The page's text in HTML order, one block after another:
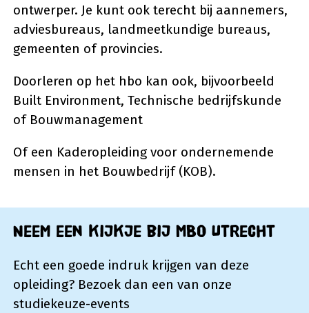
ontwerper. Je kunt ook terecht bij aannemers,
adviesbureaus, landmeetkundige bureaus,
gemeenten of provincies.
Doorleren op het hbo kan ook, bijvoorbeeld
Built Environment, Technische bedrijfskunde
of Bouwmanagement
Of een Kaderopleiding voor ondernemende
mensen in het Bouwbedrijf (KOB).
Neem een kijkje bij MBO Utrecht
Echt een goede indruk krijgen van deze
opleiding? Bezoek dan een van onze
studiekeuze-events